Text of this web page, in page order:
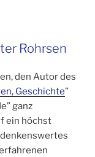
Rohrsen
den Autor des
Geschichte”
ganz
ein höchst